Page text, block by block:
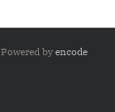
byencode